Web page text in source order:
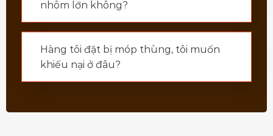
nhôm lớn không?
Hàng tôi đặt bị móp thùng, tôi muốn
khiếu nại ở đâu?